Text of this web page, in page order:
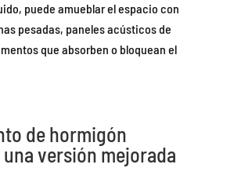
puede amueblar el espacio con
pesadas, paneles acústicos de
que absorben o bloquean el
de hormigón
versión mejorada